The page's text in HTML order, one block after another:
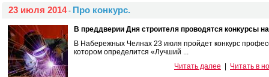
23 июля 2014- Про конкурс.
В преддверии Дня строителя проводятся конкурсы
В Набережных Челнах 23 июля пройдет конкурс
котором определится «Лучший ...
Читать далее
Читать в